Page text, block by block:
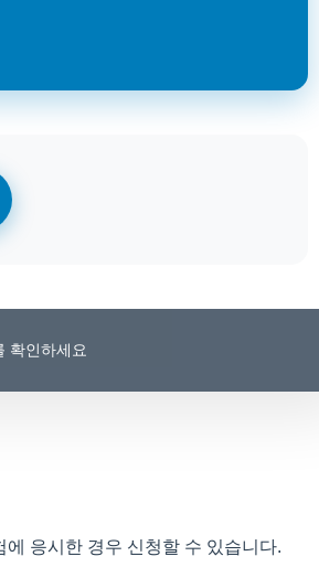
확인하세요
응시한 경우 신청할 수 있습니다.